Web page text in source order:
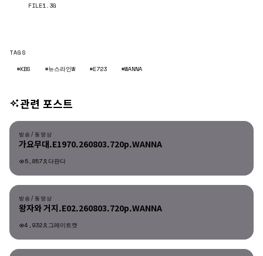
FILE1.3G
TAGS
#KBS
#뉴스라인W #E723 #WANNA
관련 포스트
방송/동영상
방송/동영상
가요무대.E1970.260803.720p.WANNA
5,857 다판다
방송/동영상
방송/동영상
왕자와 거지.E02.260803.720p.WANNA
4,932 그레이트캣
방송/동영상